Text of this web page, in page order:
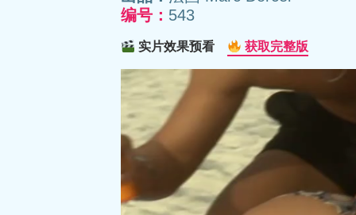
编号： 543
实片效果预看 获取完整版